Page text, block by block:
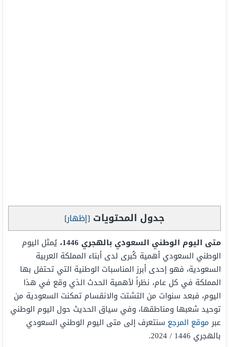
جدول المحتويات [إظهار]
متى اليوم الوطني السعودي بالهجري 1446،
يُمثل اليوم
الوطني السعودي أهمية كُبرى لدى أبناء المملكة العربية
السعودية، فهو إحدى أبرز المناسبات الوطنية التي تحتفل بها
المملكة في كل عام، نظراً لأهمية الحدث الذي وقع في هذا
اليوم، فبعد سنوات من التشتت والانقسام تمكنت السعودية من
توحيد شعبها ومناطقها، وفي سياق الحديث حول اليوم الوطني
عبرموقع المرجع سنتعرف إلى متى اليوم الوطني السعودي
بالهجري 1446 / 2024.